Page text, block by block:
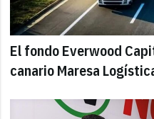
El fondo Everwood
canario Maresa